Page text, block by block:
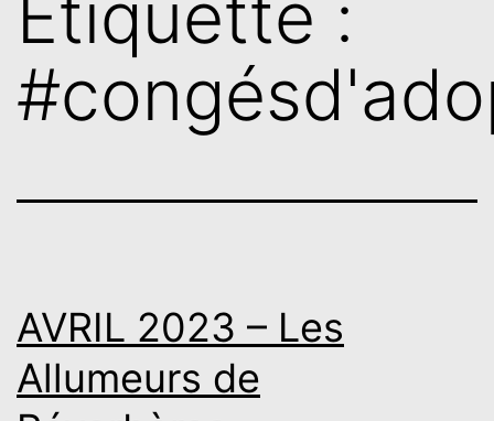
AVRIL 2023 – Les
Allumeurs de